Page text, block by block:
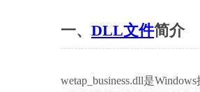
一、 DLL文件简介
wetap_business.dll是